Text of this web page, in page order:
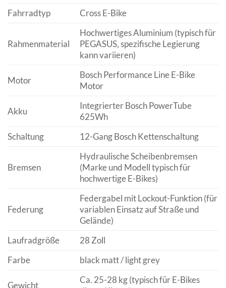
Fahrradtyp
Cross E-Bike
Rahmenmaterial
Hochwertiges Aluminium (typisch für
PEGASUS, spezifische Legierung
kann variieren)
Motor
Bosch Performance Line E-Bike
Motor
Akku
Integrierter Bosch PowerTube
625Wh
Schaltung
12-Gang Bosch Kettenschaltung
Bremsen
Hydraulische Scheibenbremsen
(Marke und Modell typisch für
hochwertige E-Bikes)
Federung
Federgabel mit Lockout-Funktion (für
variablen Einsatz auf Straße und
Gelände)
Laufradgröße
28 Zoll
Farbe
black matt / light grey
Gewicht
Ca. 25-28 kg (typisch für E-Bikes